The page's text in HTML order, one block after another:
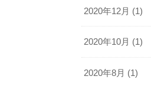
2020年12月 (1)
2020年10月 (1)
2020年8月 (1)